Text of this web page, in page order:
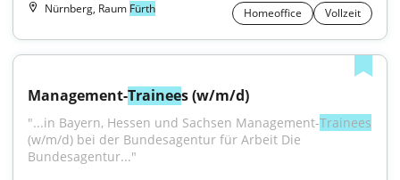
Nürnberg, Raum Fürth Homeoffice Vollzeit
Management-Trainees (w/m/d)
"...in Bayern, Hessen und Sachsen Management-Trainees
(w/m/d) bei der Bundesagentur für Arbeit Die
Bundesagentur..."